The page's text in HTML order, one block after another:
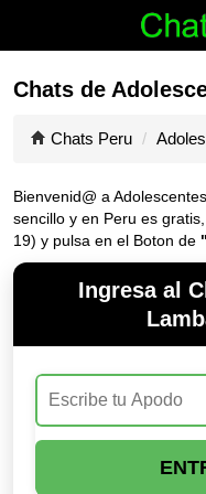
Chats de
Chats Peru
Bienvenid@ a
sencillo y en Peru es
19) y pulsa en el Boton de
Ingresa al